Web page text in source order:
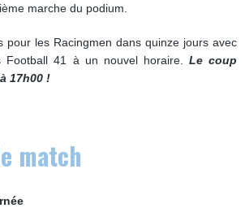
marche du podium.
pour les Racingmen dans quinze jours avec
Football 41 à un nouvel horaire. Le coup
17h00 !
match